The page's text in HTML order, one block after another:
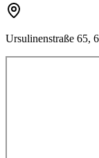
Ursulinenstraße 65,